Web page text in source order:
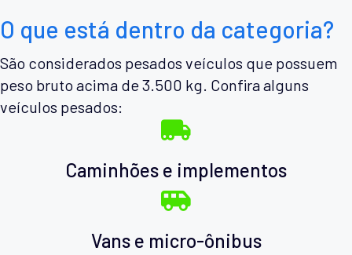
O que está dentro da categoria?
São considerados pesados veículos que possuem
peso bruto acima de 3.500 kg. Confira alguns
veículos pesados:
Caminhões e implementos
Vans e micro-ônibus